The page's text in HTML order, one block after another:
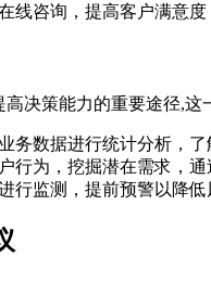
线咨询，提高客户满意
决策能力的重要途径,这
务数据进行统计分析，
行为，挖掘潜在需求，
行监测，提前预警以降